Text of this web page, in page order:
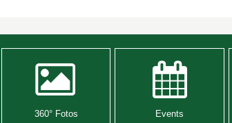
360° Fotos Events